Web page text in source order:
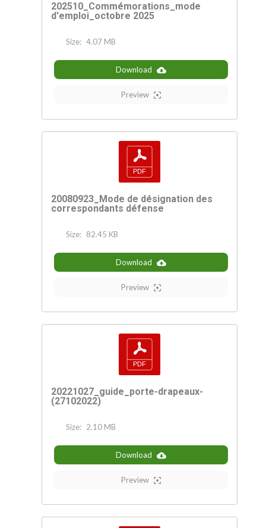
202510_Commémorations_mode
d'emploi_octobre 2025
Size: 4.07 MB
Download
Preview
20080923_Mode de désignation des
correspondants défense
Size: 82.45 KB
Download
Preview
20221027_guide_porte-drapeaux-
(27102022)
Size: 2.10 MB
Download
Preview